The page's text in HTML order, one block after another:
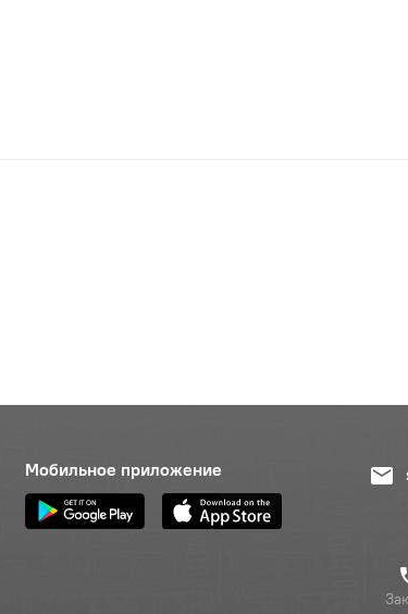
Мобильное приложение